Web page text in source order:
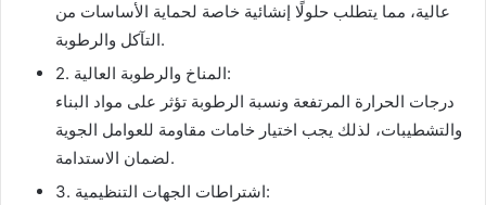
عالية، مما يتطلب حلولًا إنشائية خاصة لحماية الأساسات من
التآكل والرطوبة.
2. المناخ والرطوبة العالية:
درجات الحرارة المرتفعة ونسبة الرطوبة تؤثر على مواد البناء
والتشطيبات، لذلك يجب اختيار خامات مقاومة للعوامل الجوية
لضمان الاستدامة.
3. اشتراطات الجهات التنظيمية: